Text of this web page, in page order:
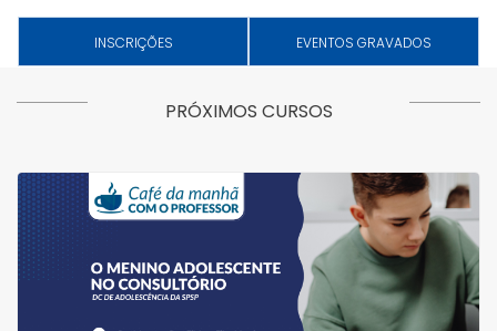
INSCRIÇÕES EVENTOS GRAVADOS
PRÓXIMOS CURSOS